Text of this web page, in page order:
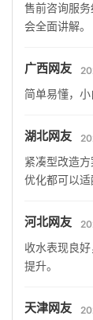
售前咨询服
会全面讲解。
广西网友
简单易懂，小
湖北网友
紧凑型改造
优化都可以适
河北网友
收水表现良
提升。
天津网友